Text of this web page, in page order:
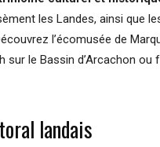
les Landes, ainsi que
l’écomusée de
sur le Bassin d’Arcachon
landais